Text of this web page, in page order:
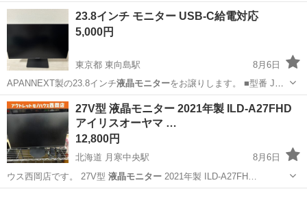
23.8インチ モニター USB-C給電対応
5,000円
東京都 東向島駅
8月6日
APANNEXT製の23.8インチ液晶モニターをお譲りします。 ■型番 JN-
…東京 墨田区 東向島駅 その他 JAPANNEXT
27V型 液晶モニター 2021年製 ILD-A27FHD
アイリスオーヤマ …
12,800円
北海道 月寒中央駅
8月6日
ウス西岡店です。 27V型 液晶モニター2021年製 ILD-A27FH…